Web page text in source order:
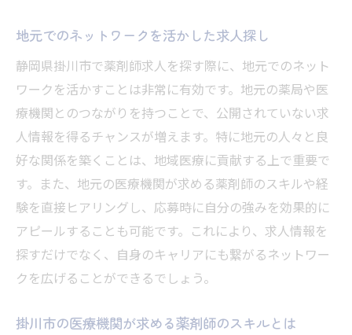
薬剤師として静岡県掛川市でキャリアを積む魅
地域医療に貢献するやりがい
静岡県掛川市ならではの職場環境
医療従事者としての成長の機会
地域住民との信頼関係の築き方
地元イベントを通じたコミュニティ形成
医療機関の安定性がもたらす安心感
掛川市の薬剤師求人が提供する柔軟な働き方と
は
時短勤務やフレックス勤務の可能性
在宅勤務の導入事例
地元でのネットワークを活かした求人探し
静岡県掛川市で薬剤師求人を探す際に、地元でのネット
ワークを活かすことは非常に有効です。地元の薬局や医
療機関とのつながりを持つことで、公開されていない求
人情報を得るチャンスが増えます。特に地元の人々と良
好な関係を築くことは、地域医療に貢献する上で重要で
す。また、地元の医療機関が求める薬剤師のスキルや経
験を直接ヒアリングし、応募時に自分の強みを効果的に
アピールすることも可能です。これにより、求人情報を
探すだけでなく、自身のキャリアにも繋がるネットワー
クを広げることができるでしょう。
掛川市の医療機関が求める薬剤師のスキルとは